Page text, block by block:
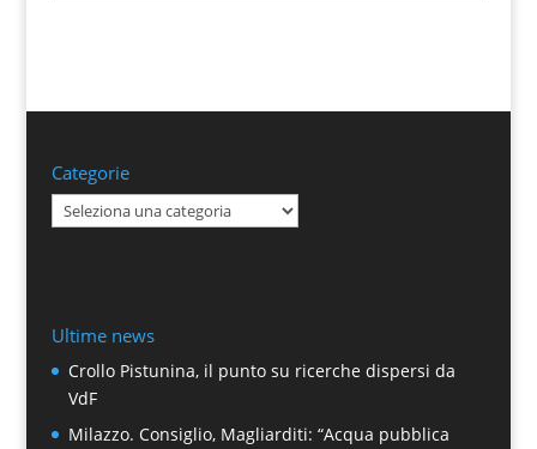
Categorie
Categorie
Ultime news
Crollo Pistunina, il punto su ricerche dispersi da
VdF
Milazzo. Consiglio, Magliarditi: “Acqua pubblica